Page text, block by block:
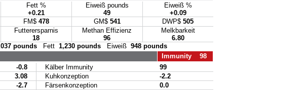
Fett %
+0.21
Eiweiß pounds
49
Eiweiß %
+0.09
FM$ 478 GM$ 541 DWP$ 505
Futterersparnis
18
Methan Effizienz
96
Melkbarkeit
6.80
pounds Fett 1,230 pounds Eiweiß 948 pounds
Immunity 98
-0.8 Kälber Immunity
99
3.08 Kuhkonzeption
-2.2
-2.7 Färsenkonzeption
0.0